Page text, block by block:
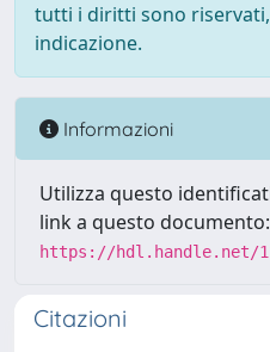
tutti i diritti sono
indicazione.
Informazioni
Utilizza questo
link a questo documento:
https://hdl.handle.net/
Citazioni